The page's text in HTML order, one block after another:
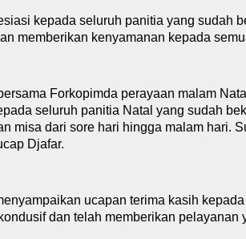
kepada seluruh panitia yang sudah
memberikan kenyamanan kepada
Forkopimda perayaan malam
seluruh panitia Natal yang sudah
misa dari sore hari hingga malam hari.
Djafar.
ucapan terima kasih
dan telah memberikan pelayanan